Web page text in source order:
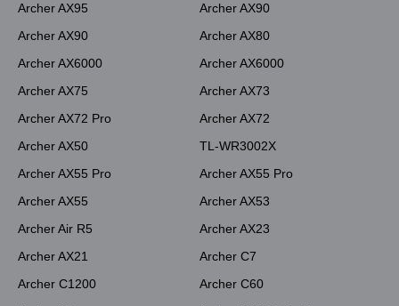
Archer AX95
Archer AX90
Archer AX90
Archer AX80
Archer AX6000
Archer AX6000
Archer AX75
Archer AX73
Archer AX72 Pro
Archer AX72
Archer AX50
TL-WR3002X
Archer AX55 Pro
Archer AX55 Pro
Archer AX55
Archer AX53
Archer Air R5
Archer AX23
Archer AX21
Archer C7
Archer C1200
Archer C60